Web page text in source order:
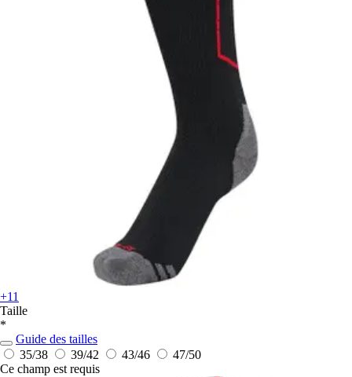
+11
Taille
*
Guide des tailles
35/38
39/42 43/46
47/50
Ce champ est requis